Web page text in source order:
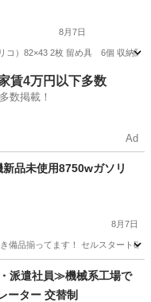
8月7日
）82×43 2枚 留め具 6個 収納隠
賃4万円以下多数
数掲載！
Ad
品未使用8750wガソリ
8月7日
備品揃ってます！ セルスタート
新品
派遣社員≫機械系工場で
ーター 交替制